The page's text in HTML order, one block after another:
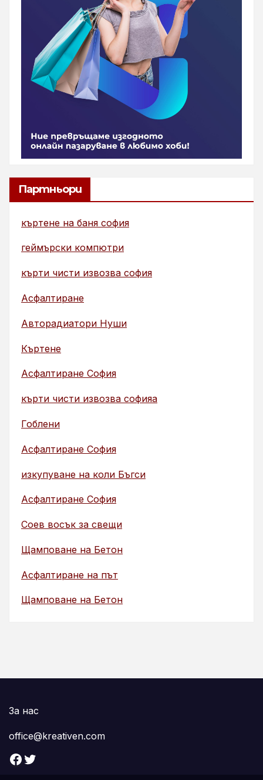
Партньори
къртене на баня софия
геймърски компютри
кърти чисти извозва софия
Асфалтиране
Авторадиатори Нуши
Къртене
Асфалтиране София
кърти чисти извозва софияа
Гоблени
Асфалтиране София
изкупуване на коли Бъгси
Асфалтиране София
Соев восък за свещи
Щамповане на Бетон
Асфалтиране на път
Щамповане на Бетон
За нас
office@kreativen.com
Facebook Twitter